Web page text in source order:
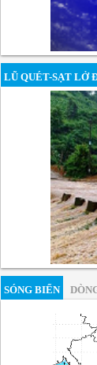
LŨ QUÉT-SẠT LỞ
SÓNG BIỂN